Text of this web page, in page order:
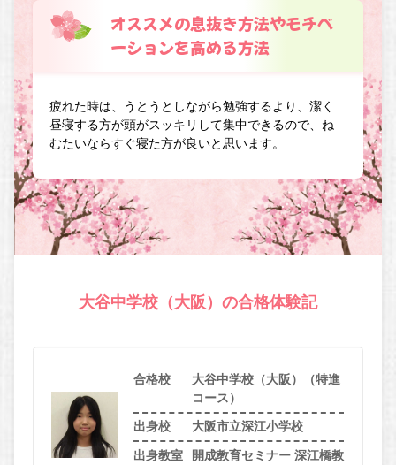
オススメの息抜き方法やモチベ
ーションを高める方法
疲れた時は、うとうとしながら勉強するより、潔く
昼寝する方が頭がスッキリして集中できるので、ね
むたいならすぐ寝た方が良いと思います。
大谷中学校（大阪）の合格体験記
合格校
大谷中学校（大阪）（特進
コース）
出身校 大阪市立深江小学校
出身教室 開成教育セミナー 深江橋教